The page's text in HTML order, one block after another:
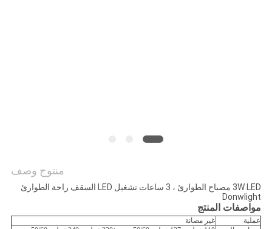
منتوج وصف
3W LED مصباح الطوارئ ، 3 ساعات تشغيل LED السقف راحة الطوارئ
Donwlight
مواصفات المنتج
عملية
غير مصانة